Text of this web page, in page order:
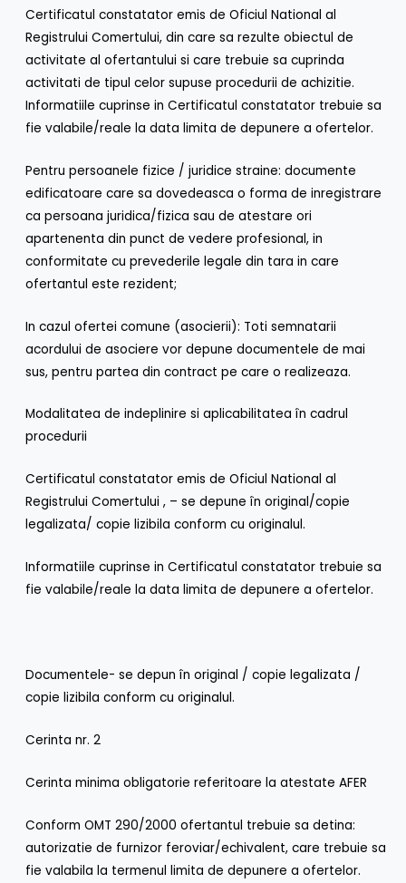
Certificatul constatator emis de Oficiul National al
Registrului Comertului, din care sa rezulte obiectul de
activitate al ofertantului si care trebuie sa cuprinda
activitati de tipul celor supuse procedurii de achizitie.
Informatiile cuprinse in Certificatul constatator trebuie sa
fie valabile/reale la data limita de depunere a ofertelor.
Pentru persoanele fizice / juridice straine: documente
edificatoare care sa dovedeasca o forma de inregistrare
ca persoana juridica/fizica sau de atestare ori
apartenenta din punct de vedere profesional, in
conformitate cu prevederile legale din tara in care
ofertantul este rezident;
In cazul ofertei comune (asocierii): Toti semnatarii
acordului de asociere vor depune documentele de mai
sus, pentru partea din contract pe care o realizeaza.
Modalitatea de indeplinire si aplicabilitatea în cadrul
procedurii
Certificatul constatator emis de Oficiul National al
Registrului Comertului , – se depune în original/copie
legalizata/ copie lizibila conform cu originalul.
Informatiile cuprinse in Certificatul constatator trebuie sa
fie valabile/reale la data limita de depunere a ofertelor.
Documentele- se depun în original / copie legalizata /
copie lizibila conform cu originalul.
Cerinta nr. 2
Cerinta minima obligatorie referitoare la atestate AFER
Conform OMT 290/2000 ofertantul trebuie sa detina:
autorizatie de furnizor feroviar/echivalent, care trebuie sa
fie valabila la termenul limita de depunere a ofertelor.